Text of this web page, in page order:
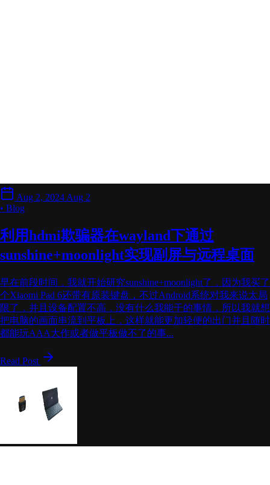
Aug 2, 2024 Aug 2
• Blog
利用hdmi欺骗器在wayland下通过
sunshine+moonlight实现副屏与远程桌面
早在前段时间，我就开始研究sunshine+moonlight了，因为我买了
个Xiaomi Pad 6还带有原装键盘，不过Android系统对我来说太局
限了，并且设备配置不高，没有什么我能干的事情，所以我就想
把电脑的画面串流到平板上，这样就能更加轻便的出门并且随时
都能玩AAA大作或者做平板做不了的事...
Read Post